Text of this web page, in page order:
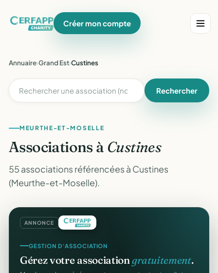
Créer mon compte
Annuaire›Grand Est›Custines
Rechercher
MEURTHE-ET-MOSELLE
Associations à Custines
55 associations référencées à Custines
(Meurthe-et-Moselle).
ANNONCE
GESTION D'ASSOCIATION
Gérez votre associationgratuitement.